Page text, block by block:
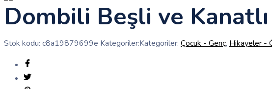
Dombili Beşli ve
Stok kodu: c8a19879699e Kategoriler:Kategoriler: Çocuk - Genç, Hikayeler -